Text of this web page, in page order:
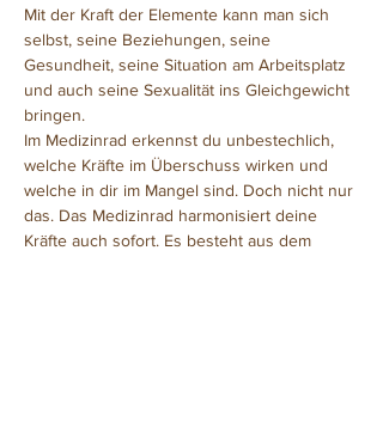
Mit der Kraft der Elemente kann man sich
selbst, seine Beziehungen, seine
Gesundheit, seine Situation am Arbeitsplatz
und auch seine Sexualität ins Gleichgewicht
bringen.
Im Medizinrad erkennst du unbestechlich,
welche Kräfte im Überschuss wirken und
welche in dir im Mangel sind. Doch nicht nur
das. Das Medizinrad harmonisiert deine
Kräfte auch sofort. Es besteht aus dem